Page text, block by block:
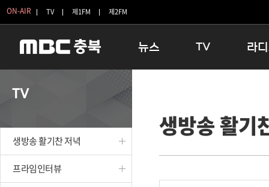
ON-AIR TV 제1FM 제2FM
뉴스
보은
TV
인생내컷
테마기행 길
시청자 FLEX
라
16:00
우리 고
TV
생방송 활기찬 저녁
프라임인터뷰
생방송 활기